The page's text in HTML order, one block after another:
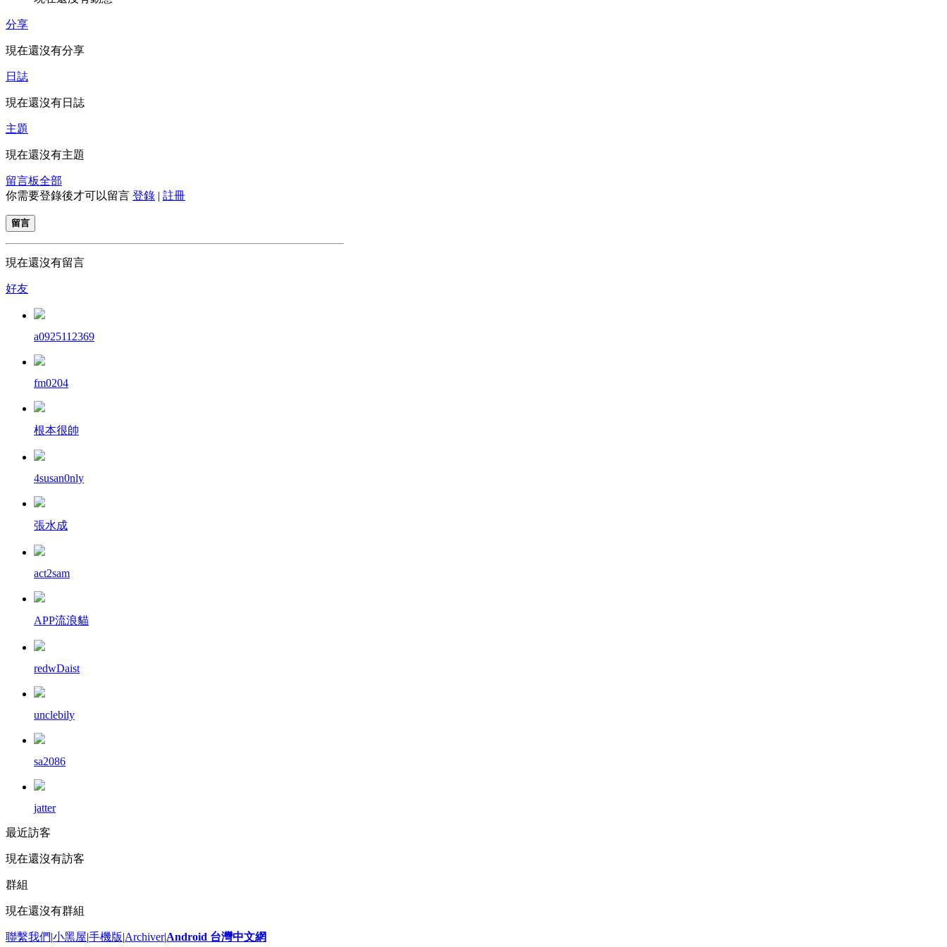
分享
現在還沒有分享
日誌
現在還沒有日誌
主題
現在還沒有主題
留言板全部
你需要登錄後才可以留言 登錄 | 註冊
留言
現在還沒有留言
好友
a0925112369
fm0204
根本很帥
4susan0nly
張水成
act2sam
APP流浪貓
redwDaist
unclebily
sa2086
jatter
最近訪客
現在還沒有訪客
群組
現在還沒有群組
聯繫我們|小黑屋|手機版|Archiver|Android 台灣中文網